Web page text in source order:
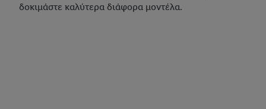
δοκιμάστε καλύτερα διάφορα μοντέλα.